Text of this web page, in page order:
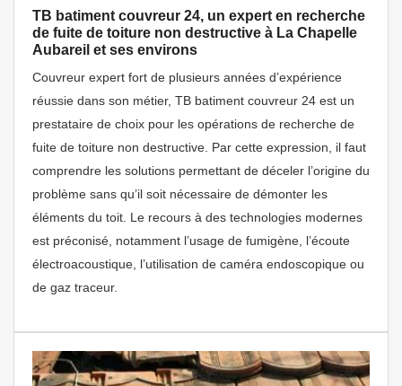
TB batiment couvreur 24, un expert en recherche
de fuite de toiture non destructive à La Chapelle
Aubareil et ses environs
Couvreur expert fort de plusieurs années d’expérience
réussie dans son métier, TB batiment couvreur 24 est un
prestataire de choix pour les opérations de recherche de
fuite de toiture non destructive. Par cette expression, il faut
comprendre les solutions permettant de déceler l’origine du
problème sans qu’il soit nécessaire de démonter les
éléments du toit. Le recours à des technologies modernes
est préconisé, notamment l’usage de fumigène, l’écoute
électroacoustique, l’utilisation de caméra endoscopique ou
de gaz traceur.